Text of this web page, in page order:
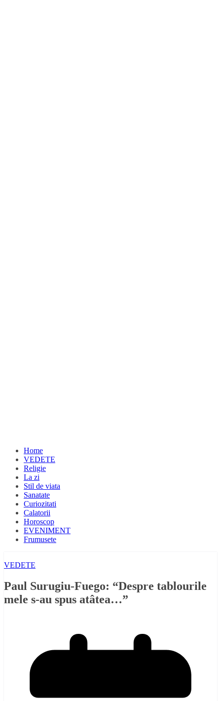
Home
VEDETE
Religie
La zi
Stil de viata
Sanatate
Curiozitati
Calatorii
Horoscop
EVENIMENT
Frumusete
VEDETE
Paul Surugiu-Fuego: “Despre tablourile
mele s-au spus atâtea…”